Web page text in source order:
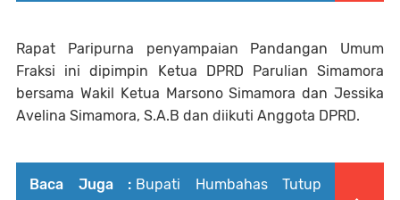
Rapat Paripurna penyampaian Pandangan Umum
Fraksi ini dipimpin Ketua DPRD Parulian Simamora
bersama Wakil Ketua Marsono Simamora dan Jessika
Avelina Simamora, S.A.B dan diikuti Anggota DPRD.
Baca Juga : Bupati Humbahas Tutup